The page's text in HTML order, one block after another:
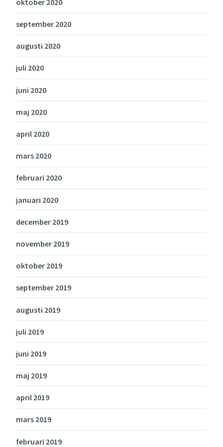
september 2020
augusti 2020
juli 2020
juni 2020
maj 2020
april 2020
mars 2020
februari 2020
januari 2020
december 2019
november 2019
oktober 2019
september 2019
augusti 2019
juli 2019
juni 2019
maj 2019
april 2019
mars 2019
februari 2019